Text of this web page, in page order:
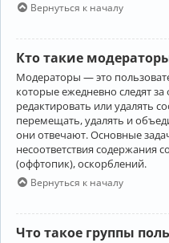
Вернуться к началу
Кто такие
Модераторы — это
которые ежедневно следят
редактировать или удалять
перемещать, удалять и
они отвечают. Основные
несоответствия
(оффтопик), оскорблений.
Вернуться к началу
Что такое группы